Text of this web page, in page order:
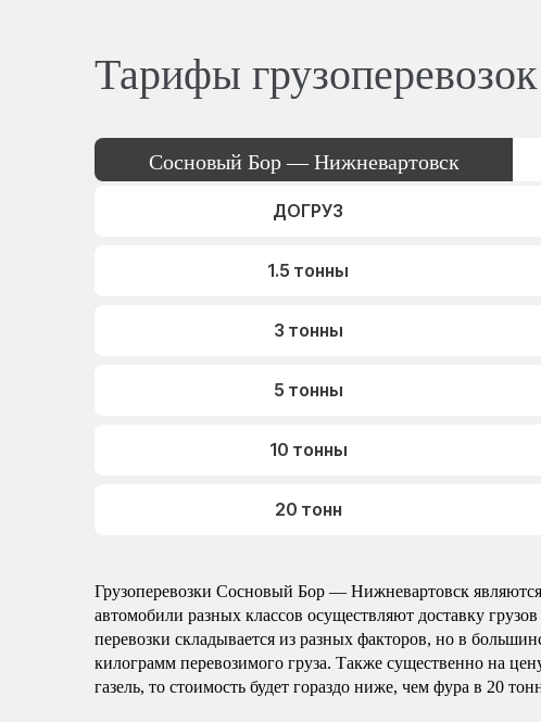
Тарифы грузоперевозок
Сосновый Бор — Нижневартовск
ДОГРУЗ
1.5 тонны
3 тонны
5 тонны
10 тонны
20 тонн
Грузоперевозки Сосновый Бор — Нижневартовск
автомобили разных классов осуществляют доставку
перевозки складывается из разных факторов, но в
килограмм перевозимого груза. Также существенно на
газель, то стоимость будет гораздо ниже, чем фура в 20